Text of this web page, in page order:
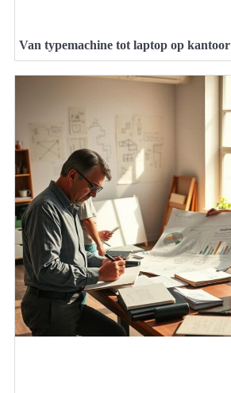
Van typemachine tot laptop op kantoor